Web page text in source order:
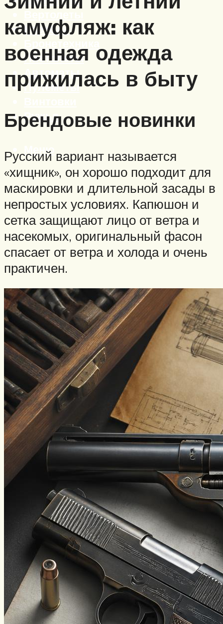
Корабли
Бронетехника
Пистолеты
Автоматы
Пулеметы
Ружья
Меню
камуфляж: как
военная одежда
прижилась в быту
Брендовые новинки
Русский вариант называется
«хищник», он хорошо подходит для
маскировки и длительной засады в
непростых условиях. Капюшон и
сетка защищают лицо от ветра и
насекомых, оригинальный фасон
спасает от ветра и холода и очень
практичен.